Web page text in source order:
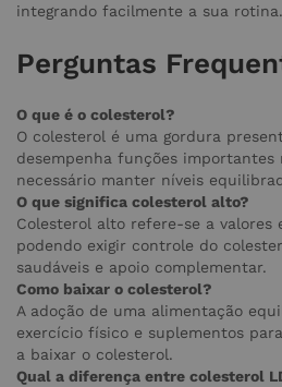
integrando facilmente a sua rotina.
Perguntas
O que é o colesterol?
O colesterol é uma gordura
desempenha funções importantes
necessário manter níveis
O que significa colesterol alto?
Colesterol alto refere-se a valores
podendo exigir controle do
saudáveis e apoio complementar.
Como baixar o colesterol?
A adoção de uma alimentação
exercício físico e suplementos
a baixar o colesterol.
Qual a diferença entre colesterol